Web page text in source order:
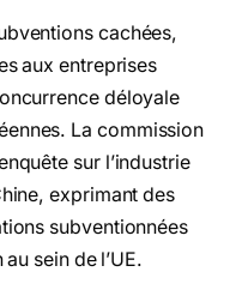
cachées,
aux entreprises
déloyale
La commission
sur l’industrie
exprimant des
subventionnées
sein de l’UE.